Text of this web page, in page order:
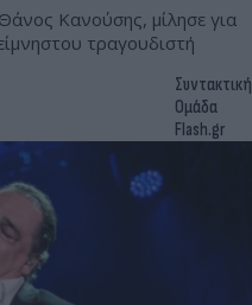
Κανούσης, μίλησε για
τραγουδιστή
Συντακτική
Ομάδα
Flash.gr